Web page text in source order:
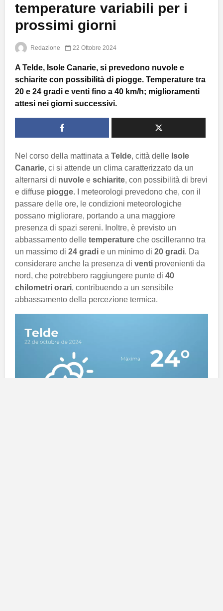
temperature variabili per i
prossimi giorni
Redazione 22 Ottobre 2024
A Telde, Isole Canarie, si prevedono nuvole e
schiarite con possibilità di piogge. Temperature tra
20 e 24 gradi e venti fino a 40 km/h; miglioramenti
attesi nei giorni successivi.
Nel corso della mattinata a Telde, città delle Isole
Canarie, ci si attende un clima caratterizzato da un
alternarsi di nuvole e schiarite, con possibilità di brevi
e diffuse piogge. I meteorologi prevedono che, con il
passare delle ore, le condizioni meteorologiche
possano migliorare, portando a una maggiore
presenza di spazi sereni. Inoltre, è previsto un
abbassamento delle temperature che oscilleranno tra
un massimo di 24 gradi e un minimo di 20 gradi. Da
considerare anche la presenza di venti provenienti da
nord, che potrebbero raggiungere punte di 40
chilometri orari, contribuendo a un sensibile
abbassamento della percezione termica.